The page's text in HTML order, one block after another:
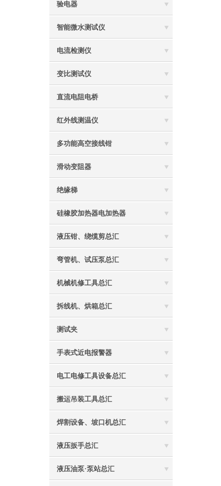
验电器
智能微水测试仪
电流检测仪
变比测试仪
直流电阻电桥
红外线测温仪
多功能高空接线钳
滑动变阻器
绝缘梯
硅橡胶加热器电加热器
液压钳、绕缆剪总汇
弯管机、试压泵总汇
机械机修工具总汇
拆线机、烘箱总汇
测试夹
手表式近电报警器
电工电修工具设备总汇
搬运吊装工具总汇
焊割设备、坡口机总汇
液压扳手总汇
液压油泵·泵站总汇